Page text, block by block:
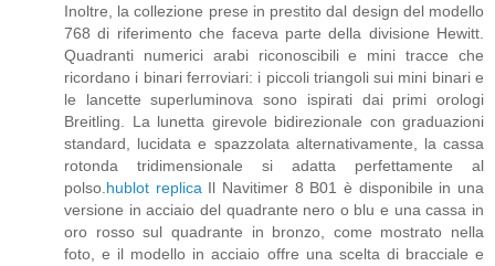
Inoltre, la collezione prese in prestito dal design del modello
768 di riferimento che faceva parte della divisione Hewitt.
Quadranti numerici arabi riconoscibili e mini tracce che
ricordano i binari ferroviari: i piccoli triangoli sui mini binari e
le lancette superluminova sono ispirati dai primi orologi
Breitling. La lunetta girevole bidirezionale con graduazioni
standard, lucidata e spazzolata alternativamente, la cassa
rotonda tridimensionale si adatta perfettamente al
polso.hublot replicaIl Navitimer 8 B01 è disponibile in una
versione in acciaio del quadrante nero o blu e una cassa in
oro rosso sul quadrante in bronzo, come mostrato nella
foto, e il modello in acciaio offre una scelta di bracciale e